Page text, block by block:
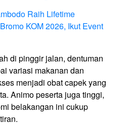
Raih Lifetime
KOM 2026, Ikut Event
di pinggir jalan, dentuman
variasi makanan dan
menjadi obat capek yang
Animo peserta juga tinggi,
belakangan ini cukup